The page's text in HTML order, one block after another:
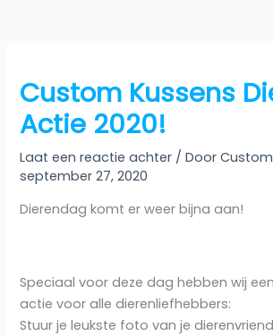
Custom Kussens
Actie 2020!
Laat een reactie achter / Door
september 27, 2020
Dierendag komt er weer bijna aan!
Speciaal voor deze dag hebben wij
actie voor alle dierenliefhebbers:
Stuur je leukste foto van je